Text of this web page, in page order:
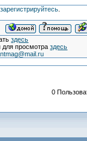
зарегистрируйтесь.
здесь
для просмотраздесь
0